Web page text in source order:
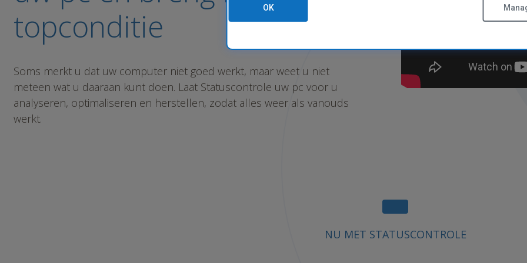
topconditie
Soms merkt u dat uw computer niet goed werkt, maar weet u niet
meteen wat u daaraan kunt doen. Laat Statuscontrole uw pc voor u
analyseren, optimaliseren en herstellen, zodat alles weer als vanouds
werkt.
NU MET STATUSCONTROLE
OK